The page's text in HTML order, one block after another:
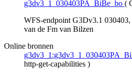
g3dv3_1_030403PA_BiBe_bo (
WFS-endpoint G3Dv3.1
van de Fm van Bilzen
Online bronnen
http-get-capabilities )